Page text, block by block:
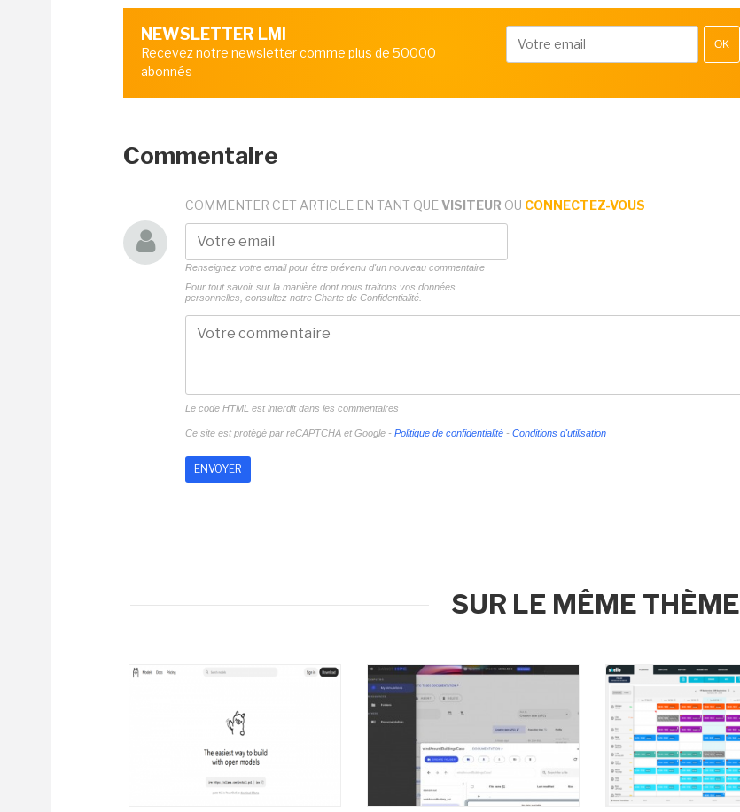
NEWSLETTER LMI
Recevez notre newsletter comme plus de 50000
abonnés
OK
Commentaire
COMMENTER CET ARTICLE EN TANT QUE VISITEUR OU CONNECTEZ-VOUS
Renseignez votre email pour être prévenu d'un nouveau commentaire
Pour tout savoir sur la manière dont nous traitons vos données
personnelles, consultez notre Charte de Confidentialité.
Le code HTML est interdit dans les commentaires
Ce site est protégé par reCAPTCHA et Google - Politique de confidentialité - Conditions d'utilisation
SUR LE MÊME THÈME